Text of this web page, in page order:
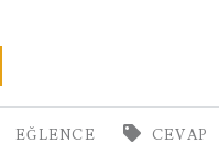
EĞLENCE CEVAP